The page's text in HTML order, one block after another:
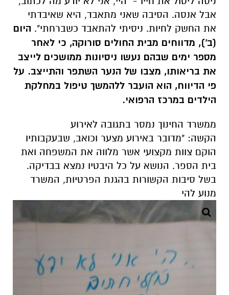
אבל אנסה. הסיבה שאני מתאבד, היא שאיבדתי
את החשק לחיות. ניסיתי להתאבד כשברחתי". היום
(ב'), מדווחים מבית החולים סורוקה, כי לאחר
מספר ימים שבהם נעשו ניסיונות ממושכים לייצב
את בריאותו, מצבו של הנער השתפר והתייצב. על
פי הדיווח, הוא הועבר ללהמשך טיפול במחלקת
הילדים במרכז הרפואי.
ממשרד החינוך נמסר בתגובה לאירוע
הקשה: "מדובר באירוע מצער וכואב, שבעקבותיו
הוקם צוות מקצועי אשר מלווה את המשפחה ואת
בית הספר. הנושא על כל היבטיו נמצא בבדיקה.
בשל סיבות הקשורות בהגנת הפרטיות, המשרד
מנוע להי